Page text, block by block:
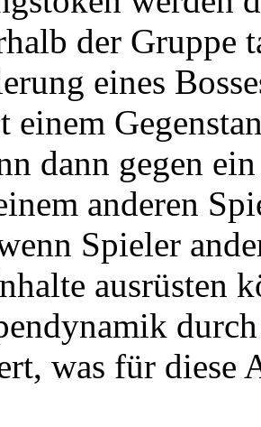
der Gruppe
eines
einem
dann gegen
anderen
Spieler
ausrüsten
was für diese